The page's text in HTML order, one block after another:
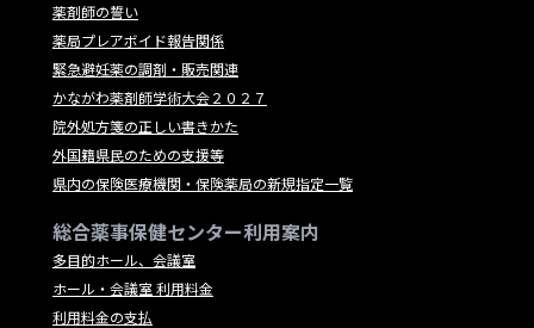
薬剤師の誓い
薬局プレアボイド報告関係
緊急避妊薬の調剤・販売関連
かながわ薬剤師学術大会２０２７
院外処方箋の正しい書きかた
外国籍県民のための支援等
県内の保険医療機関・保険薬局の新規指定一覧
総合薬事保健センター利用案内
多目的ホール、会議室
ホール・会議室 利用料金
利用料金の支払